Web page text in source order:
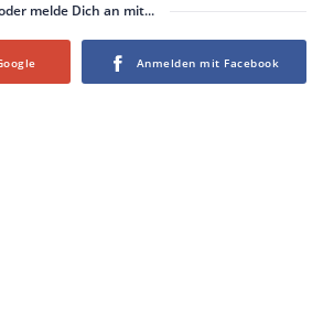
melde Dich an mit...
Login with Facebook